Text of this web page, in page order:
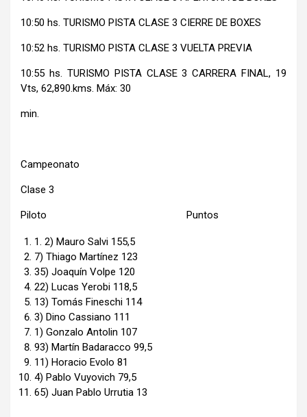
10:50 hs. TURISMO PISTA CLASE 3 CIERRE DE BOXES
10:52 hs. TURISMO PISTA CLASE 3 VUELTA PREVIA
10:55 hs. TURISMO PISTA CLASE 3 CARRERA FINAL, 19
Vts, 62,890.kms. Máx: 30
min.
Campeonato
Clase 3
Piloto Puntos
1. 2) Mauro Salvi 155,5
7) Thiago Martínez 123
35) Joaquín Volpe 120
22) Lucas Yerobi 118,5
13) Tomás Fineschi 114
3) Dino Cassiano 111
1) Gonzalo Antolin 107
93) Martín Badaracco 99,5
11) Horacio Evolo 81
4) Pablo Vuyovich 79,5
65) Juan Pablo Urrutia 13